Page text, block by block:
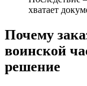
хватает
Почему
воинской
решение